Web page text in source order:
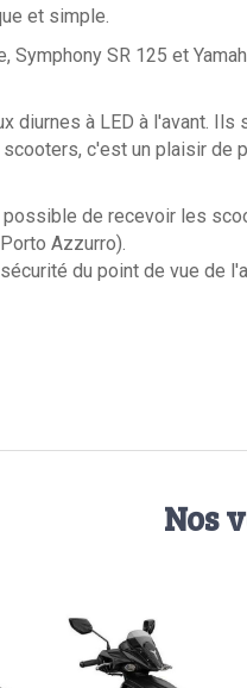
et simple.
Symphony SR 125 et
diurnes à LED à l'avant.
c'est un plaisir de
possible de recevoir les
Azzurro).
du point de vue de
Nos